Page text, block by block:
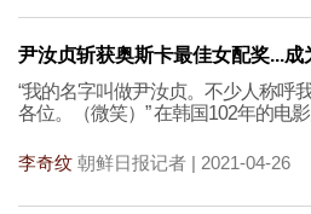
尹汝贞斩获奥斯卡最佳女配奖...
“我的名字叫做尹汝贞。不少人称呼我
各位。（微笑）” 在韩国102年的电
李奇纹 朝鲜日报记者 | 2021-04-26